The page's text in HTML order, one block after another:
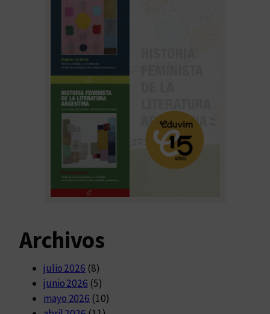
Archivos
julio 2026 (8)
junio 2026 (5)
mayo 2026 (10)